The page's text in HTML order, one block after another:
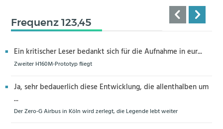
Frequenz 123,45
Ein kritischer Leser bedankt sich für die Aufnahme in eur...
Zweiter H160M-Prototyp fliegt
Ja, sehr bedauerlich diese Entwicklung, die allenthalben um
...
Der Zero-G Airbus in Köln wird zerlegt, die Legende lebt weiter